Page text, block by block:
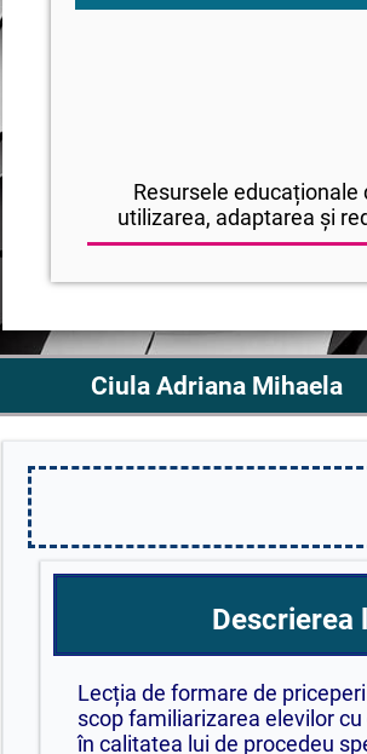
Resursele
utilizarea, adaptarea și
Ciula Adriana Mihaela
Descrierea
Lecția de formare de
scop familiarizarea elevilor cu
în calitatea lui de procedeu